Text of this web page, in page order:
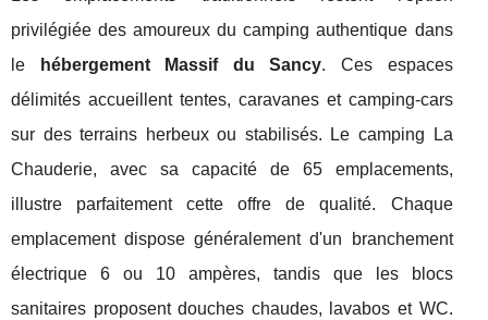
privilégiée des amoureux du camping authentique dans
le
hébergement Massif du Sancy. Ces espaces
délimités accueillent tentes, caravanes et camping-cars
sur des terrains herbeux ou stabilisés. Le camping La
Chauderie, avec sa capacité de 65 emplacements,
illustre parfaitement cette offre de qualité. Chaque
emplacement dispose généralement d'un branchement
électrique 6 ou 10 ampères, tandis que les blocs
sanitaires proposent douches chaudes, lavabos et WC.